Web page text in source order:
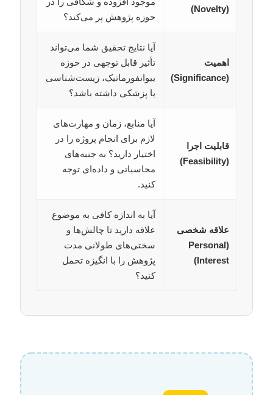
(Novelty)
حوزه پژوهش پر می‌کند؟
اهمیت
(Significance)
آیا نتایج تحقیق شما می‌تواند
تأثیر قابل توجهی در حوزه
بیوانفورماتیک، زیست‌شناسی
یا پزشکی داشته باشد؟
قابلیت اجرا
(Feasibility)
آیا منابع، زمان و مهارت‌های
لازم برای انجام پروژه را در
اختیار دارید؟ به جنبه‌های
محاسباتی و داده‌ای توجه
کنید.
علاقه شخصی
(Personal
Interest)
آیا به اندازه کافی به موضوع
علاقه دارید تا چالش‌ها و
سختی‌های طولانی مدت
پژوهش را با انگیزه تحمل
کنید؟